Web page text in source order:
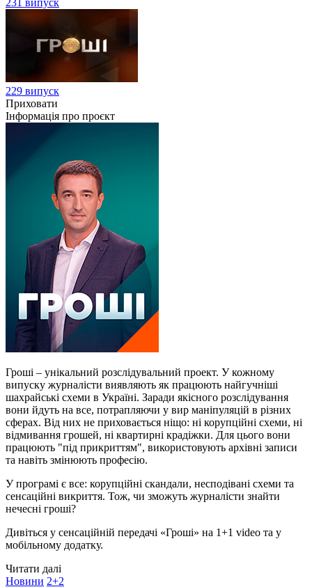
229 випуск
Приховати
Інформація про проєкт
Гроші – унікальний розслідувальний проект. У кожному
випуску журналісти виявляють як працюють найгучніші
шахрайські схеми в Україні. Заради якісного розслідування
вони йдуть на все, потрапляючи у вир маніпуляцій в різних
сферах. Від них не приховається ніщо: ні корупційні схеми, ні
відмивання грошей, ні квартирні крадіжки. Для цього вони
працюють "під прикриттям", використовують архівні записи
та навіть змінюють професію.
У програмі є все: корупційні скандали, несподівані схеми та
сенсаційні викриття. Тож, чи зможуть журналісти знайти
нечесні гроші?
Дивіться у сенсаційній передачі «Гроші» на 1+1 video та у
мобільному додатку.
Читати далі
Новини 2+2